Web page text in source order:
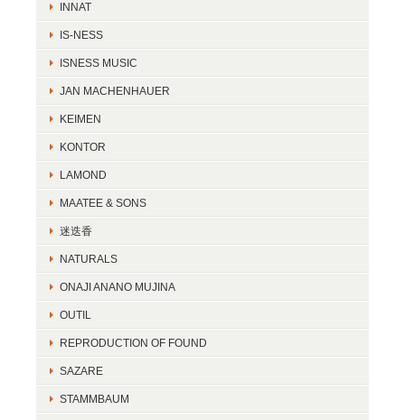
INNAT
IS-NESS
ISNESS MUSIC
JAN MACHENHAUER
KEIMEN
KONTOR
LAMOND
MAATEE & SONS
迷迭香
NATURALS
ONAJI ANANO MUJINA
OUTIL
REPRODUCTION OF FOUND
SAZARE
STAMMBAUM